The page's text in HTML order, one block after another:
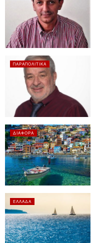
ΠΑΡΑΠΟΛΙΤΙΚΆ
ΔΙΆΦΟΡΑ
ΕΛΛΆΔΑ